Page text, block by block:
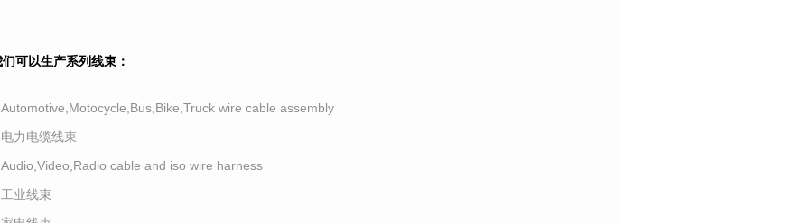
可以生产系列线束：
wire cable assembly
力电缆线束
cable and iso wire harness
业线束